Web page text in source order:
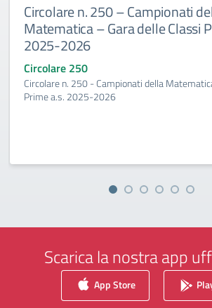
Circolare n. 250 – Campionati
Matematica – Gara delle Classi
2025-2026
Circolare 250
Circolare n. 250 - Campionati della
Prime a.s. 2025-2026
Scarica la nostra app
App Store